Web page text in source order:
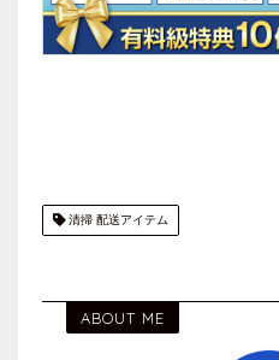
清掃 配送アイテム
ABOUT ME